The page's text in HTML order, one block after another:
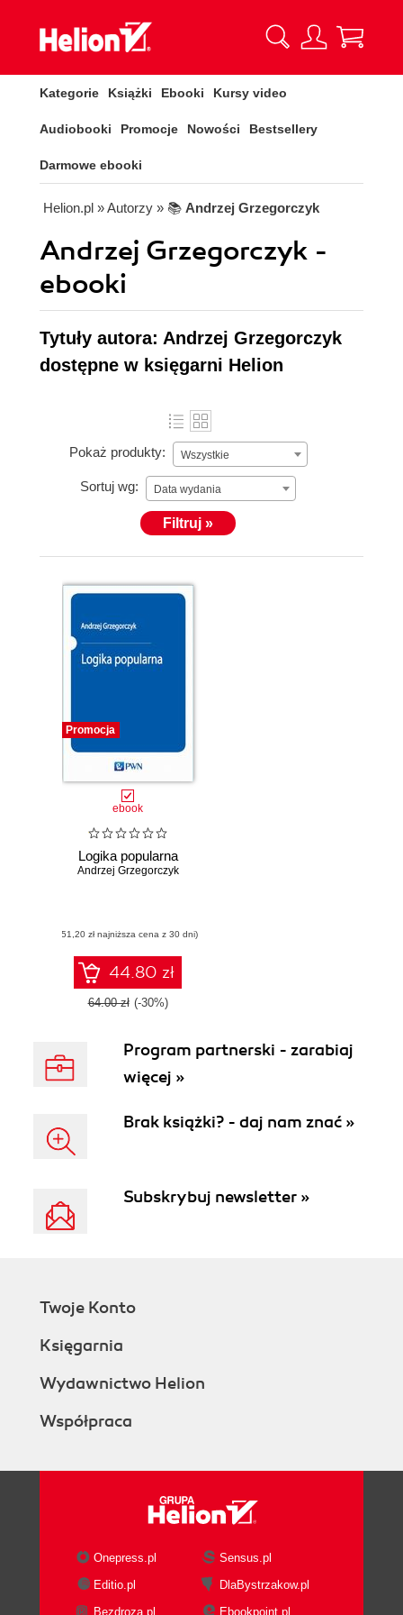
Kategorie Książki Ebooki Kursy video
Audiobooki Promocje Nowości Bestsellery
Darmowe ebooki
Helion.pl » Autorzy » 📚 Andrzej Grzegorczyk
Andrzej Grzegorczyk -
ebooki
Tytuły autora: Andrzej Grzegorczyk
dostępne w księgarni Helion
Pokaż produkty: Wszystkie
Sortuj wg: Data wydania
Filtruj »
Promocja
ebook
Logika popularna
Andrzej Grzegorczyk
(51,20 zł najniższa cena z 30 dni)
44.80 zł
64.00 zł (-30%)
Program partnerski - zarabiaj
więcej »
Brak książki? - daj nam znać »
Subskrybuj newsletter »
Twoje Konto
Księgarnia
Wydawnictwo Helion
Współpraca
Onepress.pl
Sensus.pl
Editio.pl
DlaBystrzakow.pl
Bezdroza.pl
Ebookpoint.pl